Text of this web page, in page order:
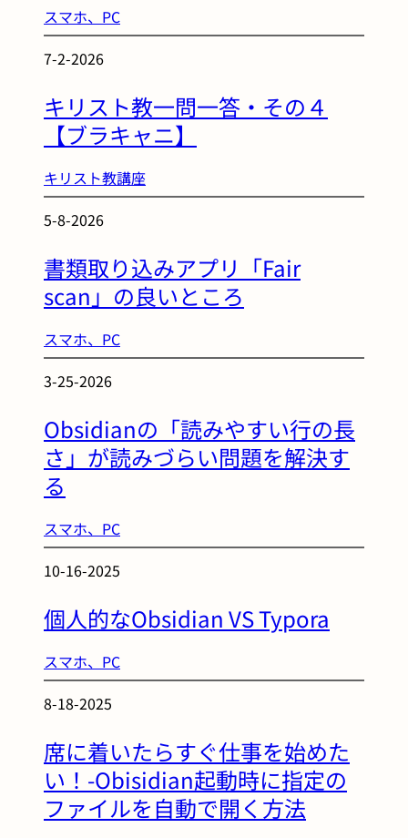
スマホ、PC
7-2-2026
キリスト教一問一答・その４
【ブラキャニ】
キリスト教講座
5-8-2026
書類取り込みアプリ「Fair
scan」の良いところ
スマホ、PC
3-25-2026
Obsidianの「読みやすい行の長
さ」が読みづらい問題を解決す
る
スマホ、PC
10-16-2025
個人的なObsidian VS Typora
スマホ、PC
8-18-2025
席に着いたらすぐ仕事を始めた
い！-Obisidian起動時に指定の
ファイルを自動で開く方法